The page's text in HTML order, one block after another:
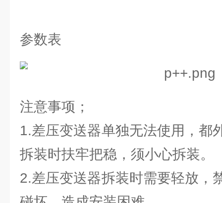
参数表
注意事项；
1.差压变送器单独无法使用，都
拆装时扶牢把稳，须小心拆装。
2.差压变送器拆装时需要轻放，